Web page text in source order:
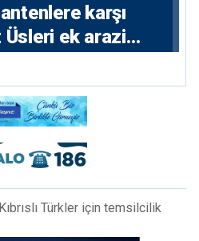
karşı
ek arazi
Türkler için temsilcilik